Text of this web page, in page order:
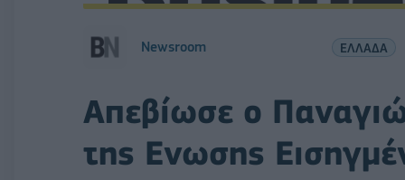
Newsroom ΕΛΛΑΔΑ
Απεβίωσε ο
της Ενωσης